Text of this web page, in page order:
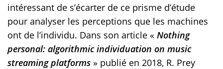
intéressant de s’écarter de ce prisme d’étude
pour analyser les perceptions que les machines
ont de l’individu. Dans son article « Nothing
personal: algorithmic individuation on music
streaming platforms » publié en 2018, R. Prey